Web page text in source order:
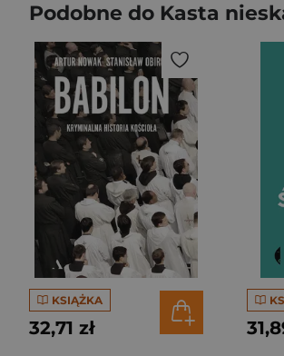
Podobne do Kasta
KSIĄŻKA
32,71 zł